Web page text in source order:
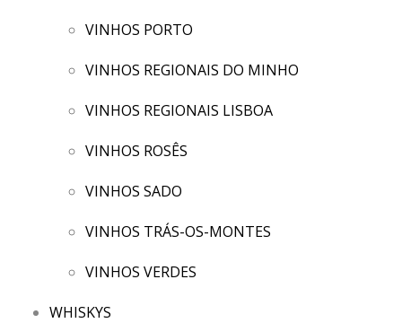
VINHOS PORTO
VINHOS REGIONAIS DO MINHO
VINHOS REGIONAIS LISBOA
VINHOS ROSÊS
VINHOS SADO
VINHOS TRÁS-OS-MONTES
VINHOS VERDES
WHISKYS